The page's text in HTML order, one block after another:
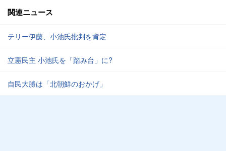
関連ニュース
テリー伊藤、小池氏批判を肯定
立憲民主 小池氏を「踏み台」に?
自民大勝は「北朝鮮のおかげ」